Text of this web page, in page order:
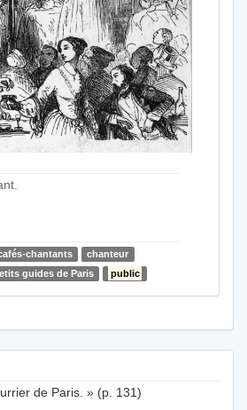
chantants
chanteur
guides de Paris public
de Paris. » (p. 131)